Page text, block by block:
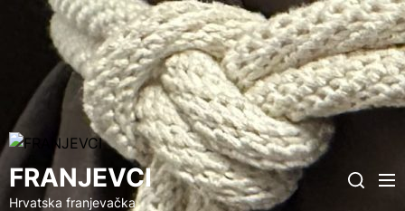
FRANJEVCI
FRANJEVCI
Hrvatska franjevačka
Search